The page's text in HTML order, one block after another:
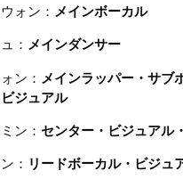
ォン： メインボーカル
： メインダンサー
ン： メインラッパー・サブ
ジュアル
ン： センター・ビジュアル
： リードボーカル・ビジュ